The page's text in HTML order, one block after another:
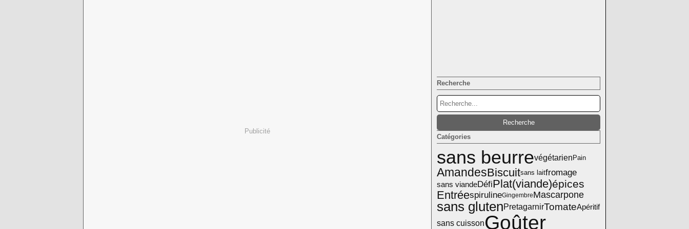
Publicité
Recherche
Catégories
sans beurrevégétarienPain
AmandesBiscuitsans laitfromage
sans viandeDéfiPlat(viande)épices
EntréespirulineGingembreMascarpone
sans glutenPretagarnirTomateApéritif
sans cuissonGoûter